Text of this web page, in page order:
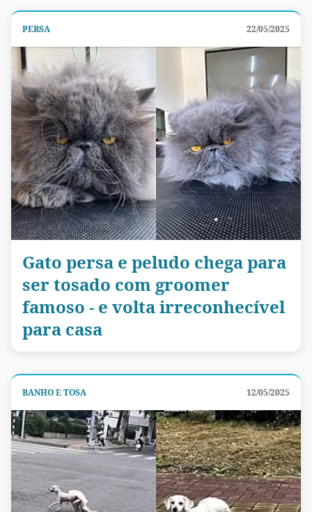
PERSA 22/05/2025
Gato persa e peludo chega para
ser tosado com groomer
famoso - e volta irreconhecível
para casa
BANHO E TOSA 12/05/2025